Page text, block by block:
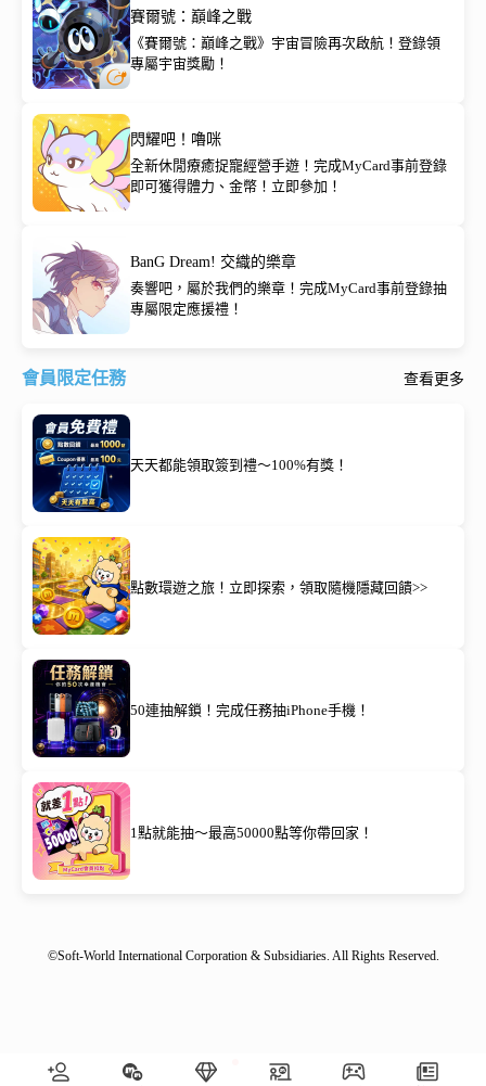
賽爾號：巔峰之戰
《賽爾號：巔峰之戰》宇宙冒險再次啟航！登錄領
專屬宇宙獎勵！
閃耀吧！嚕咪
全新休閒療癒捉寵經營手遊！完成MyCard事前登錄
即可獲得體力、金幣！立即參加！
BanG Dream! 交織的樂章
奏響吧，屬於我們的樂章！完成MyCard事前登錄抽
專屬限定應援禮！
會員限定任務 查看更多
天天都能領取簽到禮～100%有獎！
點數環遊之旅！立即探索，領取隨機隱藏回饋>>
50連抽解鎖！完成任務抽iPhone手機！
1點就能抽～最高50000點等你帶回家！
©Soft-World International Corporation & Subsidiaries. All Rights Reserved.